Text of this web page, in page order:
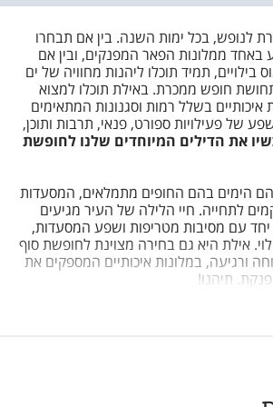
לנופש, בכל ימות השנה. בין אם תבחרו
באחד ממלונות הפאר המפנקים, ובין אם
בילויים, תמיד תוכלו ליהנות מחוויה של ים
חופש ממכרת. באילת תוכלו למצוא
בשלל רמות וסגנונות המתאימים
של פעילויות ספורט, פנאי, תרבות ותוכן,
את הדילים המיוחדים שלנו לחופשת
הם הימים בהם החופים מתמלאים, המסעדות
לתחייה. חיי הלילה של העיר מגיעים
עם מסיבות מטריפות ושפע המסעדות,
אילת היא גם בחירה מצוינת לחופשת סוף
ורגיעה, במלונות איכותיים המספקים את
תיהנו!